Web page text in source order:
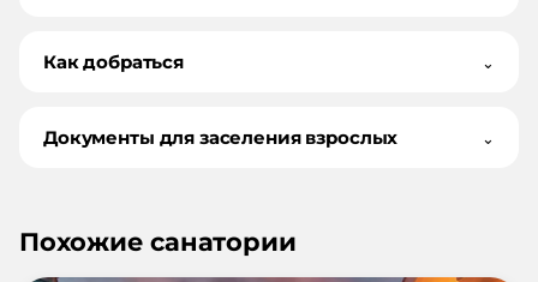
Как добраться ⌄
Документы для заселения взрослых ⌄
Похожие санатории